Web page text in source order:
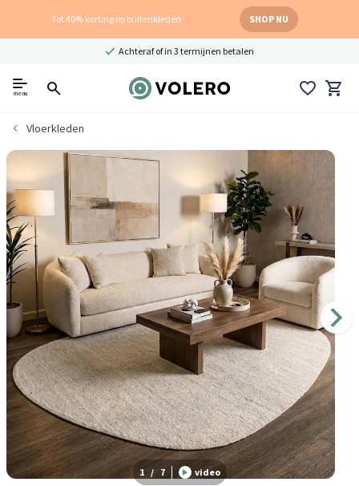
Tot 40% korting op buitenkleden SHOP NU
Achteraf of in 3 termijnen betalen
menu
Vloerkleden
1 / 7 video